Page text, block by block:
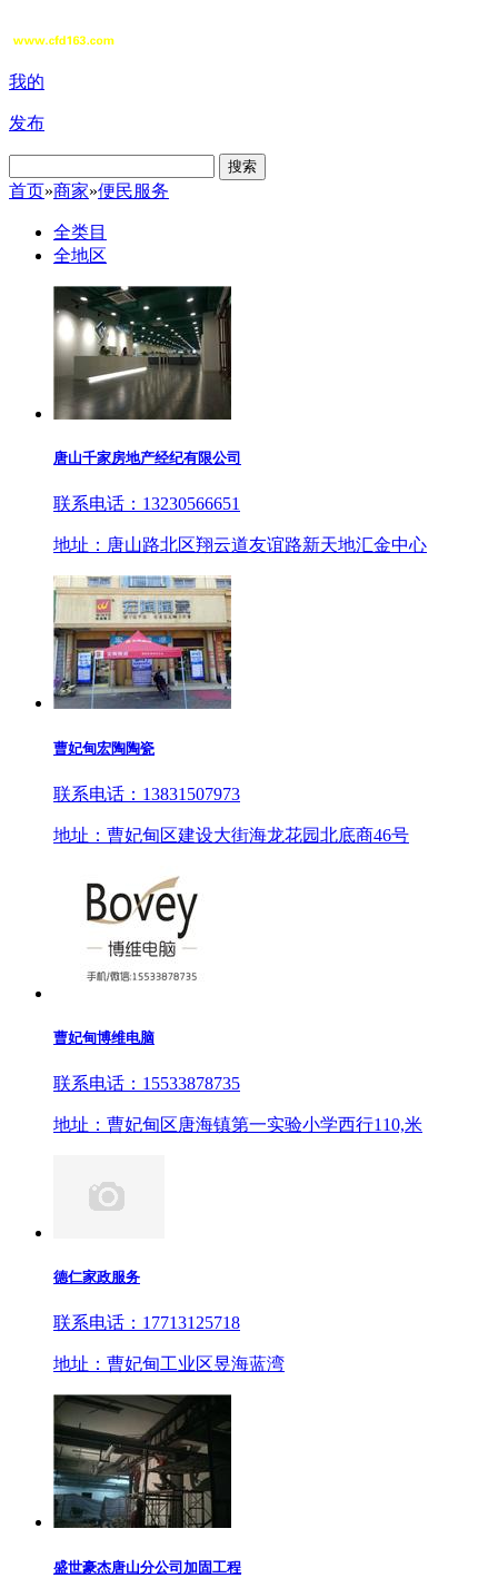
我的
发布
搜索
首页»商家»便民服务
全类目
全地区
唐山千家房地产经纪有限公司
联系电话：13230566651
地址：唐山路北区翔云道友谊路新天地汇金中心
曹妃甸宏陶陶瓷
联系电话：13831507973
地址：曹妃甸区建设大街海龙花园北底商46号
曹妃甸博维电脑
联系电话：15533878735
地址：曹妃甸区唐海镇第一实验小学西行110,米
德仁家政服务
联系电话：17713125718
地址：曹妃甸工业区昱海蓝湾
盛世豪杰唐山分公司加固工程